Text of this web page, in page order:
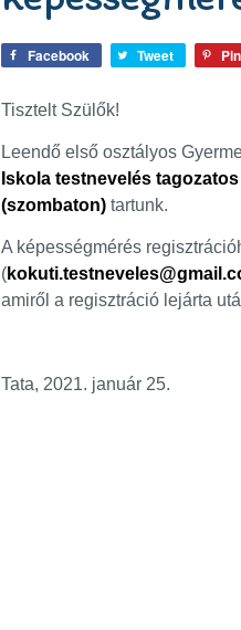
Facebook Tweet Pin
Tisztelt Szülők!
Leendő első osztályos
Iskola testnevelés
(szombaton) tartunk.
A képességmérés
(
amiről a regisztráció lejárta
Tata, 2021. január 25.
Kőkúti